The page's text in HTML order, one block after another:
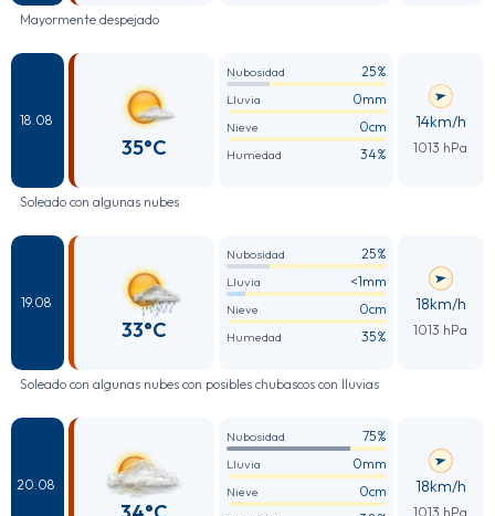
Mayormente despejado
18.08
35°C
Nubosidad 25%
Lluvia 0mm
Nieve 0cm
Humedad 34%
14km/h
1013 hPa
Soleado con algunas nubes
19.08
33°C
Nubosidad 25%
Lluvia <1mm
Nieve 0cm
Humedad 35%
18km/h
1013 hPa
Soleado con algunas nubes con posibles chubascos con lluvias
20.08
Nubosidad 75%
Lluvia 0mm
Nieve 0cm 18km/h
1013 hPa